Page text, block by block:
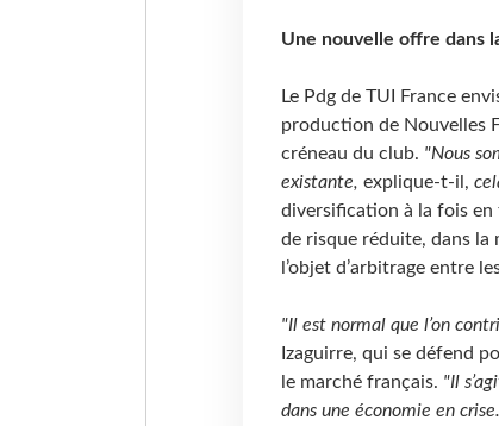
Une nouvelle offre dans
Le Pdg de TUI France
production de Nouvelles
créneau du club. "Nous
existante, explique-t-il,
diversification à la fois
de risque réduite, dans la
l’objet d’arbitrage entre
"Il est normal que l’on
Izaguirre, qui se défend
le marché français. "Il
dans une économie en